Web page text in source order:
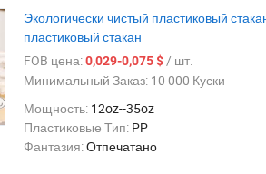
Экологически чистый пластиковый
пластиковый стакан
FOB цена:0,029-0,075 $/ шт.
Минимальный Заказ: 10 000 Куски
Мощность: 12oz--35oz
Пластиковые Тип: PP
Фантазия:Отпечатано